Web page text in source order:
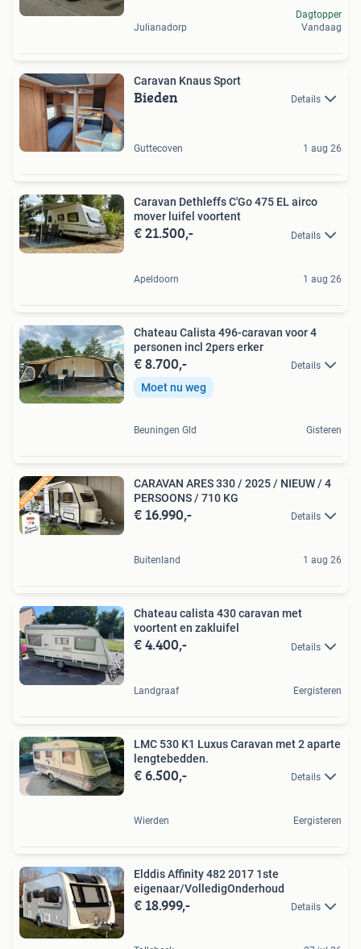
Julianadorp
Dagtopper
Vandaag
Caravan Knaus Sport
Bieden Details
Guttecoven 1 aug 26
Caravan Dethleffs C'Go 475 EL airco
mover luifel voortent
€ 21.500,- Details
Apeldoorn 1 aug 26
Chateau Calista 496-caravan voor 4
personen incl 2pers erker
€ 8.700,- Details
Moet nu weg
Beuningen Gld Gisteren
CARAVAN ARES 330 / 2025 / NIEUW / 4
PERSOONS / 710 KG
€ 16.990,- Details
Buitenland 1 aug 26
Chateau calista 430 caravan met
voortent en zakluifel
€ 4.400,- Details
Landgraaf Eergisteren
LMC 530 K1 Luxus Caravan met 2 aparte
lengtebedden.
€ 6.500,- Details
Wierden Eergisteren
Elddis Affinity 482 2017 1ste
eigenaar/VolledigOnderhoud
€ 18.999,- Details